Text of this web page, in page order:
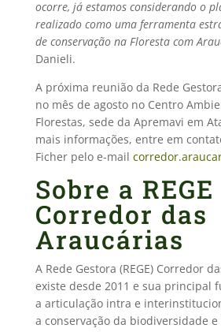
ocorre, já estamos considerando o
realizado como uma ferramenta
de conservação na Floresta com
Danieli.
A próxima reunião da Rede
no mês de agosto no Centro
Florestas, sede da Apremavi em
mais informações, entre em
Ficher pelo e-mail
Sobre a REGE
Corredor das
Araucárias
A Rede Gestora (REGE) Corredor
existe desde 2011 e sua principal
a articulação intra e
a conservação da biodiversidade